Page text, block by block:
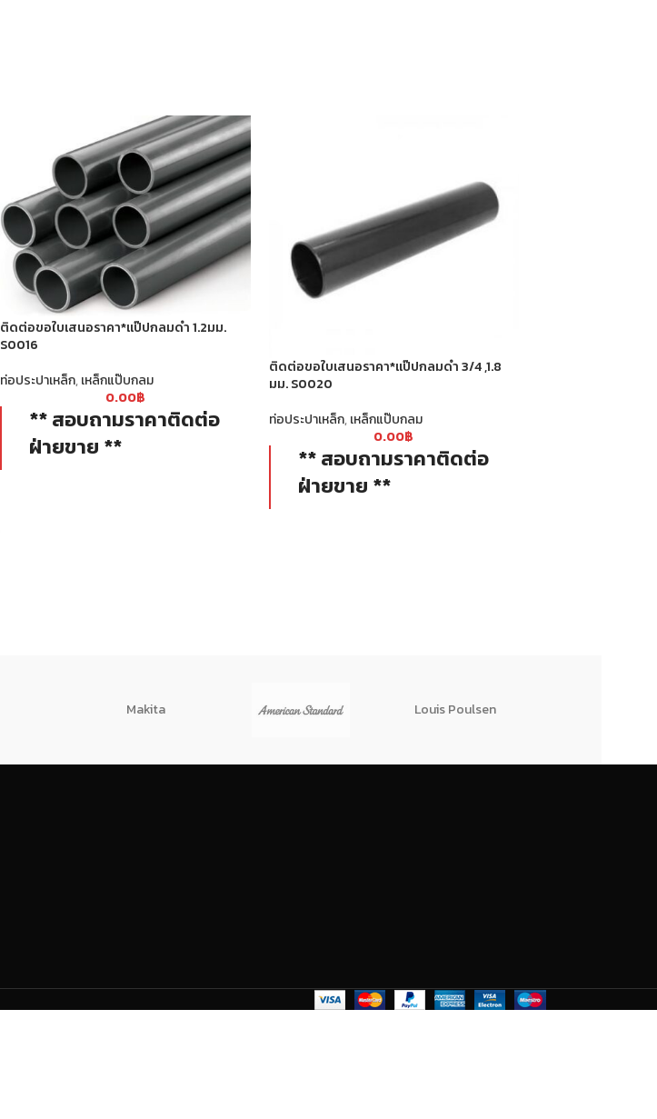
ติดต่อขอใบเสนอราคา*แป๊ปกลมดำ 1.2มม.
S0016
ท่อประปาเหล็ก,เหล็กแป๊บกลม
0.00฿
** สอบถามราคาติดต่อ
ฝ่ายขาย **
ติดต่อขอใบเสนอราคา*แป๊ปกลมดำ 3/4 ,1.8
มม. S0020
ท่อประปาเหล็ก, เหล็กแป๊บกลม
0.00฿
** สอบถามราคาติดต่อ
ฝ่ายขาย **
Makita Louis Poulsen